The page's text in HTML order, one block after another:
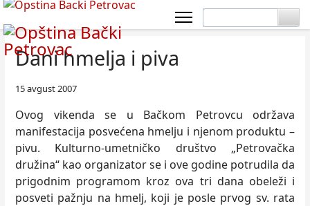
Dani hmelja i piva
15 avgust 2007
Ovog vikenda se u Bačkom Petrovcu održava
manifestacija posvećena hmelju i njenom produktu –
pivu. Kulturno-umetničko društvo „Petrovačka
družina“ kao organizator se i ove godine potrudila da
prigodnim programom kroz ova tri dana obeleži i
posveti pažnju na hmelj, koji je posle prvog sv. rata